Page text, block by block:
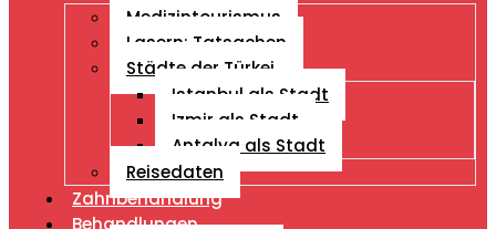
Medizintourismus
Lasern: Tatsachen
Städte der Türkei
Istanbul als Stadt
Izmir als Stadt
Antalya als Stadt
Reisedaten
Zahnbehandlung
Behandlungen